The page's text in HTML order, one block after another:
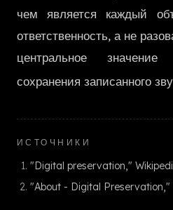
чем является каждый
ответственность, а не
центральное значение
сохранения записанного
ИСТОЧНИКИ
"Digital preservation,"
"About - Digital Preservation,"